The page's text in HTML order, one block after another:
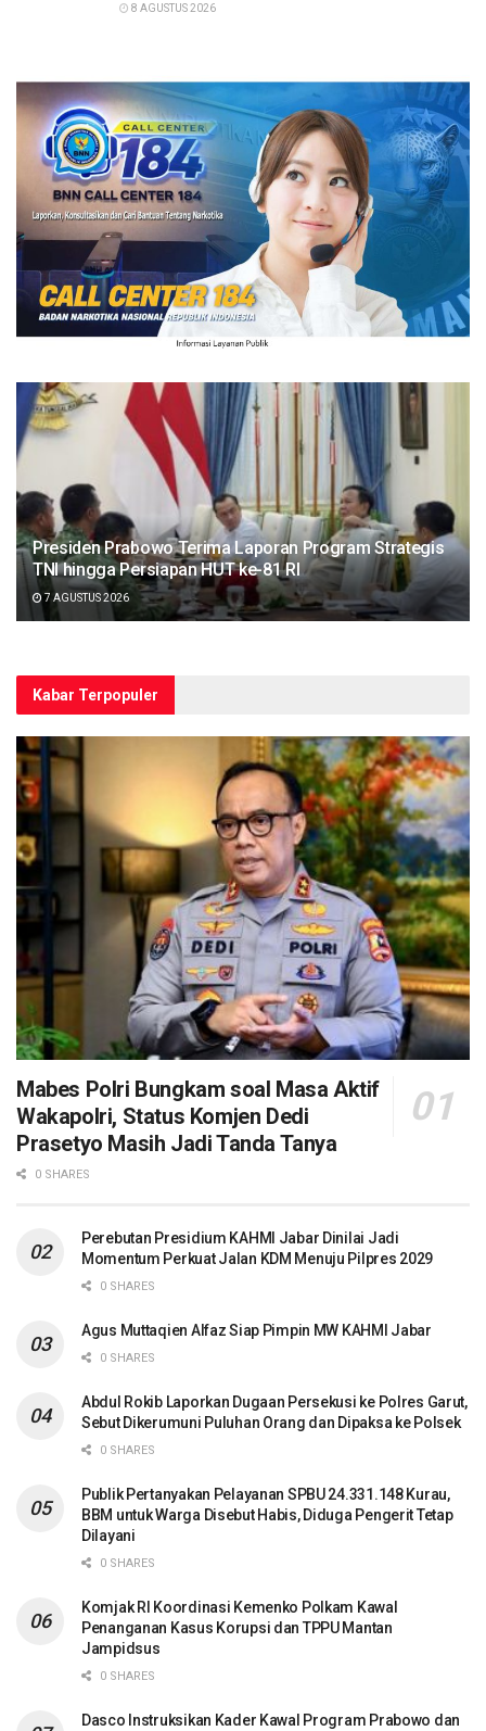
8 AGUSTUS 2026
Presiden Prabowo Terima Laporan Program Strategis
TNI hingga Persiapan HUT ke-81 RI
7 AGUSTUS 2026
Kabar Terpopuler
Mabes Polri Bungkam soal Masa Aktif
Wakapolri, Status Komjen Dedi
Prasetyo Masih Jadi Tanda Tanya
0 SHARES
Perebutan Presidium KAHMI Jabar Dinilai Jadi
Momentum Perkuat Jalan KDM Menuju Pilpres 2029
0 SHARES
Agus Muttaqien Alfaz Siap Pimpin MW KAHMI Jabar
0 SHARES
Abdul Rokib Laporkan Dugaan Persekusi ke Polres Garut,
Sebut Dikerumuni Puluhan Orang dan Dipaksa ke Polsek
0 SHARES
Publik Pertanyakan Pelayanan SPBU 24.331.148 Kurau,
BBM untuk Warga Disebut Habis, Diduga Pengerit Tetap
Dilayani
0 SHARES
Komjak RI Koordinasi Kemenko Polkam Kawal
Penanganan Kasus Korupsi dan TPPU Mantan
Jampidsus
0 SHARES
Dasco Instruksikan Kader Kawal Program Prabowo dan